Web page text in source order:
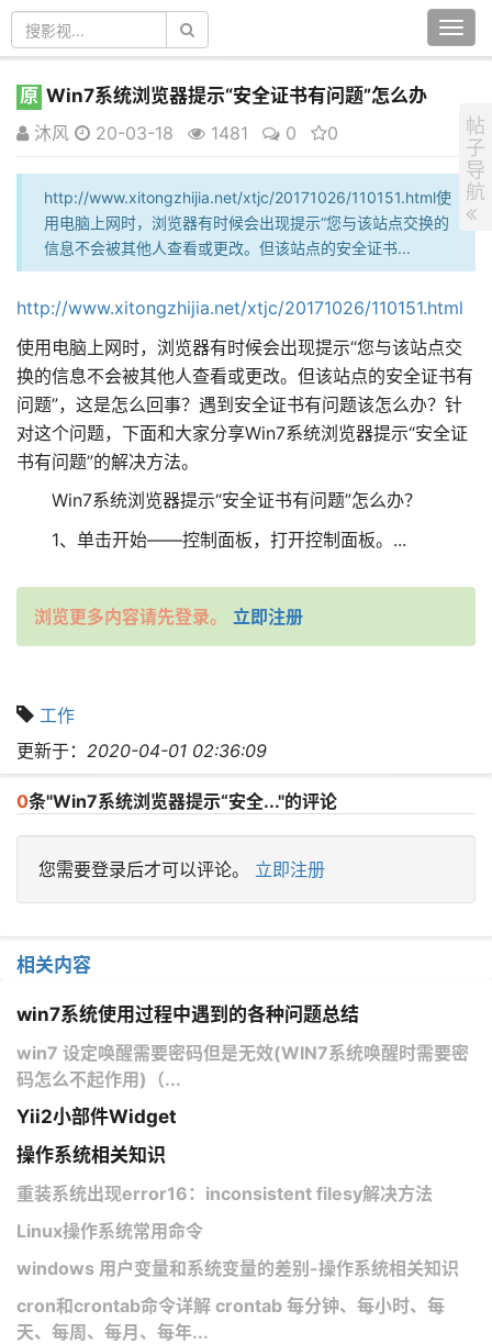
原 Win7系统浏览器提示“安全证书有问题”怎么办
沐风
20-03-18 1481 0 0
http://www.xitongzhijia.net/xtjc/20171026/110151.html使
用电脑上网时，浏览器有时候会出现提示“您与该站点交换的
信息不会被其他人查看或更改。但该站点的安全证书...
http://www.xitongzhijia.net/xtjc/20171026/110151.html
使用电脑上网时，浏览器有时候会出现提示“您与该站点交
换的信息不会被其他人查看或更改。但该站点的安全证书有
问题”，这是怎么回事？遇到安全证书有问题该怎么办？针
对这个问题，下面和大家分享Win7系统浏览器提示“安全证
书有问题”的解决方法。
Win7系统浏览器提示“安全证书有问题”怎么办？
1、单击开始——控制面板，打开控制面板。...
浏览更多内容请先登录。 立即注册
工作
更新于： 2020-04-01 02:36:09
0条"Win7系统浏览器提示“安全..."的评论
您需要登录后才可以评论。 立即注册
相关内容
win7系统使用过程中遇到的各种问题总结
win7 设定唤醒需要密码但是无效(​WIN7系统唤醒时需要密
码怎么不起作用)（...
Yii2小部件Widget
操作系统相关知识
重装系统出现error16：inconsistent filesy解决方法
Linux操作系统常用命令
windows 用户变量和系统变量的差别-操作系统相关知识
cron和crontab命令详解 crontab 每分钟、每小时、每
天、每周、每月、每年...
帖
子
导
航